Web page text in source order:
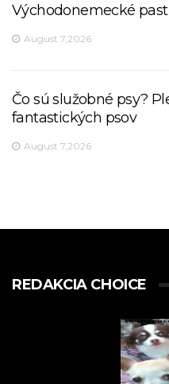
Východonemecké
August 7,2026
Čo sú služobné psy?
fantastických psov
August 7,2026
REDAKCIA CHOICE